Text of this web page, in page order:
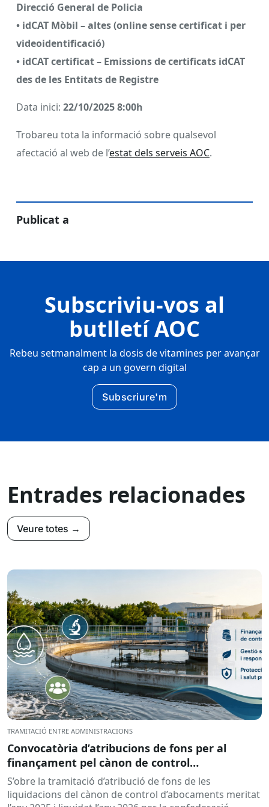
Direcció General de Policia
• idCAT Mòbil – altes (online sense certificat i per
videoidentificació)
• idCAT certificat – Emissions de certificats idCAT
des de les Entitats de Registre
Data inici: 22/10/2025 8:00h
Trobareu tota la informació sobre qualsevol
afectació al web de l’estat dels serveis AOC.
Publicat a
Subscriviu-vos al
butlletí AOC
Rebeu setmanalment la dosis de vitamines per avançar
cap a un govern digital
Subscriure'm
Entrades relacionades
Veure totes →
TRAMITACIÓ ENTRE ADMINISTRACIONS
Convocatòria d’atribucions de fons per al
finançament pel cànon de control
d’abocaments meritat l’any 2025 i liquidat l’any
2026
S’obre la tramitació d’atribució de fons de les
liquidacions del cànon de control d’abocaments meritat